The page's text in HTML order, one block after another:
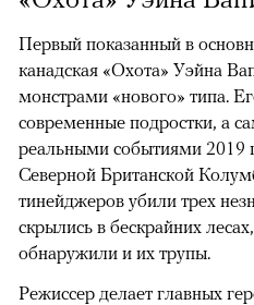
Первый показанный в
канадская «Охота» Уэйна
монстрами «нового» типа.
современные подростки, а
реальными событиями 2019
Северной Британской
тинейджеров убили трех
скрылись в бескрайних
обнаружили и их трупы.
Режиссер делает главных